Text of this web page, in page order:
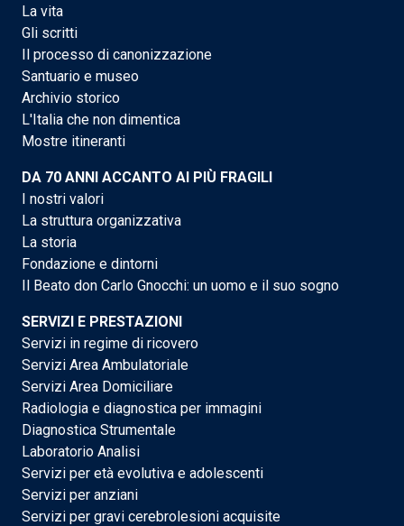
La vita
Gli scritti
Il processo di canonizzazione
Santuario e museo
Archivio storico
L'Italia che non dimentica
Mostre itineranti
DA 70 ANNI ACCANTO AI PIÙ FRAGILI
I nostri valori
La struttura organizzativa
La storia
Fondazione e dintorni
Il Beato don Carlo Gnocchi: un uomo e il suo sogno
SERVIZI E PRESTAZIONI
Servizi in regime di ricovero
Servizi Area Ambulatoriale
Servizi Area Domiciliare
Radiologia e diagnostica per immagini
Diagnostica Strumentale
Laboratorio Analisi
Servizi per età evolutiva e adolescenti
Servizi per anziani
Servizi per gravi cerebrolesioni acquisite